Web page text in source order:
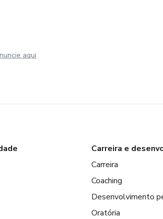
aqui
Carreira e
Carreira
Coaching
Desenvolvimento
Oratória